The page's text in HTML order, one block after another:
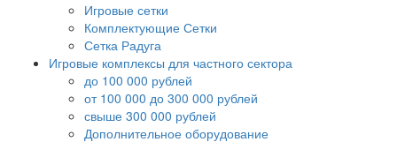
Игровые сетки
Комплектующие Сетки
Сетка Радуга
Игровые комплексы для частного сектора
до 100 000 рублей
от 100 000 до 300 000 рублей
свыше 300 000 рублей
Дополнительное оборудование